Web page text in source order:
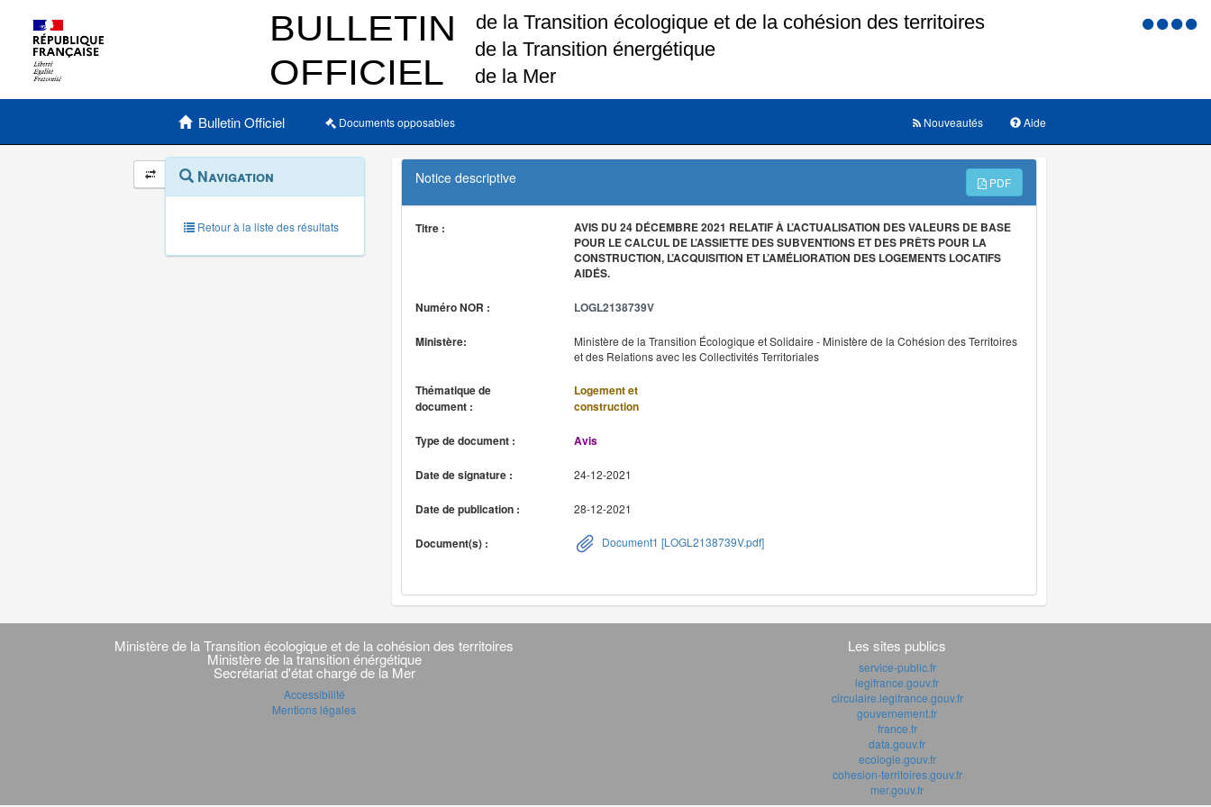
Menu
Menu principal
Bulletin Officiel Documents opposables Aide
Nouveautés
Navigation
et
outils
annexes
Menu
contextuel
Navigation
Retour à la liste des résultats
Notice descriptive PDF
Titre :
AVIS DU 24 DÉCEMBRE 2021 RELATIF À L’ACTUALISATION DES VALEURS DE BASE
POUR LE CALCUL DE L’ASSIETTE DES SUBVENTIONS ET DES PRÊTS POUR LA
CONSTRUCTION, L’ACQUISITION ET L’AMÉLIORATION DES LOGEMENTS LOCATIFS
AIDÉS.
Numéro NOR : LOGL2138739V
Ministère:
Ministère de la Transition Écologique et Solidaire - Ministère de la Cohésion des Territoires
et des Relations avec les Collectivités Territoriales
Thématique de
document :
Logement et
construction
Type de document : Avis
Date de signature : 24-12-2021
Date de publication : 28-12-2021
Document(s) : Document1 [LOGL2138739V.pdf]
Navigation
transverseMinistère de la Transition écologique et de la cohésion des territoires
Ministère de la transition énérgétique
Secrétariat d'état chargé de la Mer
Accessibilité
Mentions légales
Les sites publics
service-public.fr
legifrance.gouv.fr
circulaire.legifrance.gouv.fr
gouvernement.fr
france.fr
data.gouv.fr
ecologie.gouv.fr
cohesion-territoires.gouv.fr
mer.gouv.fr